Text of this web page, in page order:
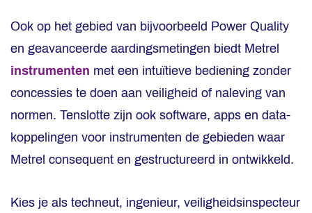
Ook op het gebied van bijvoorbeeld Power Quality
en geavanceerde aardingsmetingen biedt Metrel
instrumenten met een intuïtieve bediening zonder
concessies te doen aan veiligheid of naleving van
normen. Tenslotte zijn ook software, apps en data-
koppelingen voor instrumenten de gebieden waar
Metrel consequent en gestructureerd in ontwikkeld.
Kies je als techneut, ingenieur, veiligheidsinspecteur